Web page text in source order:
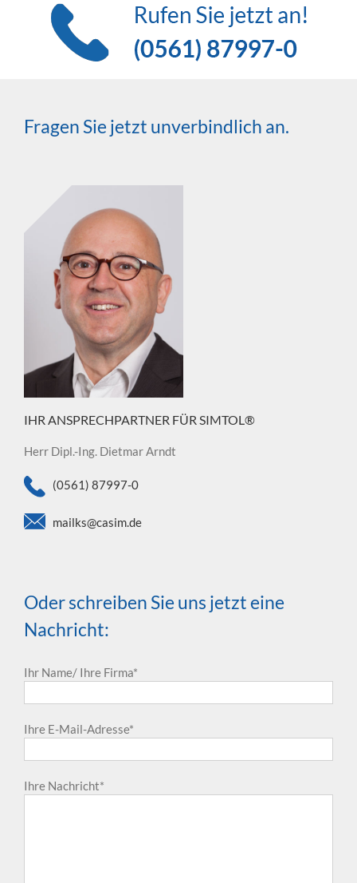
Fragen Sie jetzt unverbindlich an.
IHR ANSPRECHPARTNER FÜR SIMTOL®
Herr Dipl.-Ing. Dietmar Arndt
(0561) 87997-0
mailks@casim.de
Oder schreiben Sie uns jetzt eine
Nachricht:
Ihr Name/ Ihre Firma*
Ihre E-Mail-Adresse*
Ihre Nachricht*